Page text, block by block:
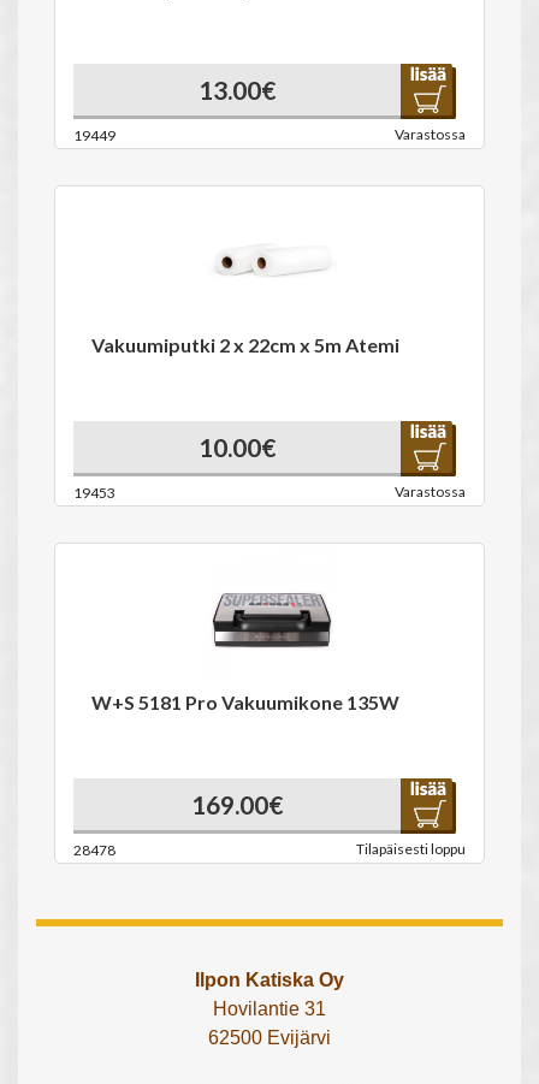
13.00€
19449 Varastossa
Vakuumiputki 2 x 22cm x 5m Atemi
10.00€
19453 Varastossa
W+S 5181 Pro Vakuumikone 135W
169.00€
28478 Tilapäisesti loppu
Ilpon Katiska Oy
Hovilantie 31
62500 Evijärvi